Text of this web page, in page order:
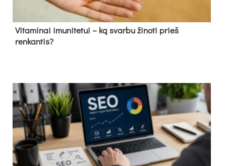
Vitaminai imunitetui – ką svarbu žinoti prieš
renkantis?